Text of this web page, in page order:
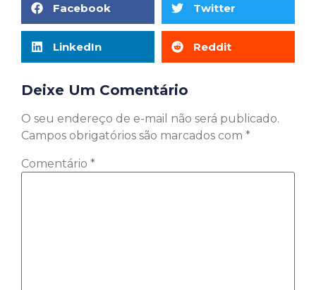
Facebook Twitter
LinkedIn Reddit
Deixe Um Comentário
O seu endereço de e-mail não será publicado.
Campos obrigatórios são marcados com *
Comentário *